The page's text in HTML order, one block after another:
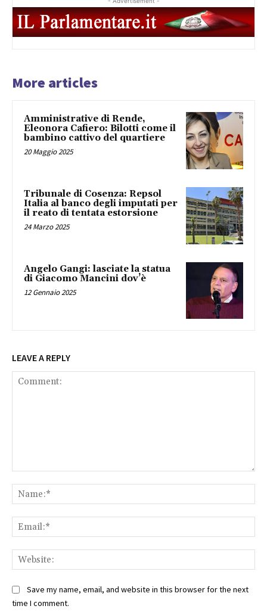
More articles
Amministrative di Rende,
Eleonora Cafiero: Bilotti come il
bambino cattivo del quartiere
20 Maggio 2025
Tribunale di Cosenza: Repsol
Italia al banco degli imputati per
il reato di tentata estorsione
24 Marzo 2025
Angelo Gangi: lasciate la statua
di Giacomo Mancini dov’è
12 Gennaio 2025
LEAVE A REPLY
Save my name, email, and website in this browser for the next
time I comment.